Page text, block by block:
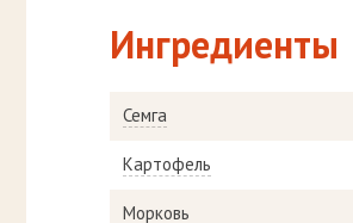
Ингредиенты
Семга
Картофель
Морковь